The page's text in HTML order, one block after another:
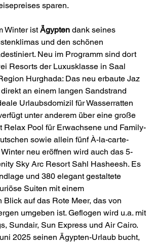
sparen.
Winter istÄgypten dank seines
und den schönen
Neu im Programm sind dort
Resorts der Luxusklasse in Saal
Hurghada: Das neu erbaute Jaz
an einem langen Sandstrand
Urlaubsdomizil für Wasserratten
unter anderem über eine große
Relax Pool für Erwachsene und Family-
sowie allein fünf À-la-carte-
neu eröffnen wird auch das 5-
Sky Arc Resort Sahl Hasheesh. Es
und 380 elegant gestaltete
Suiten mit einem
Blick auf das Rote Meer, das von
umgeben ist. Geflogen wird u.a. mit
Sundair, Sun Express und Air Cairo.
2025 seinen Ägypten-Urlaub bucht,